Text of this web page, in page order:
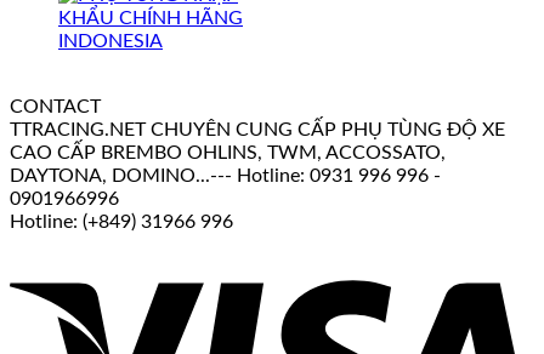
CONTACT
TTRACING.NET CHUYÊN CUNG CẤP PHỤ TÙNG ĐỘ XE
CAO CẤP BREMBO OHLINS, TWM, ACCOSSATO,
DAYTONA, DOMINO...--- Hotline: 0931 996 996 -
0901966996
Hotline: (+849) 31966 996